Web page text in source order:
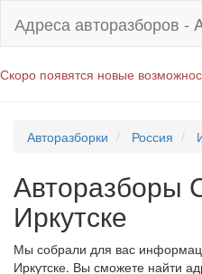
Адреса авторазборов -
Скоро появятся новые
Авторазборки Россия
Авторазборы
Иркутске
Мы собрали для вас
Иркутске. Вы сможете найти